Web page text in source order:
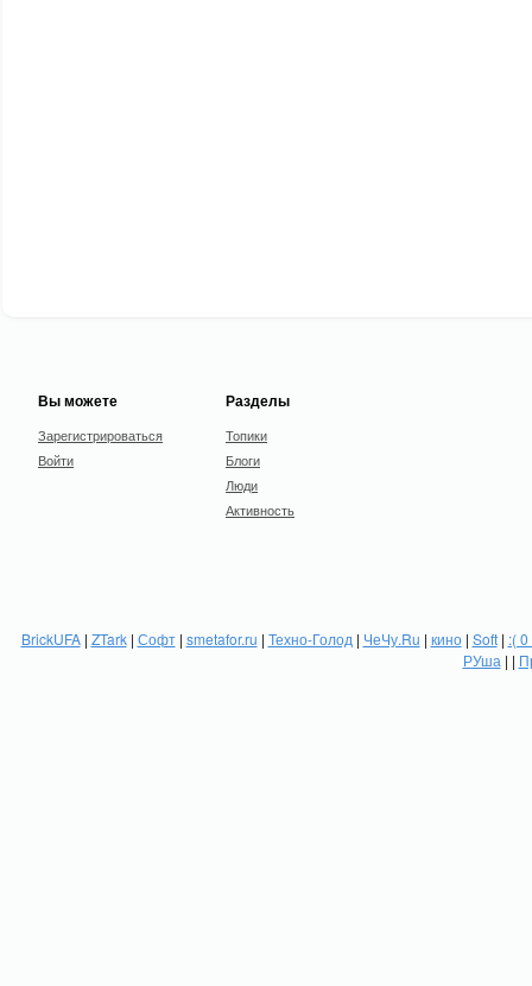
Вы можете
Зарегистрироваться
Войти
Разделы
Топики
Блоги
Люди
Активность
BrickUFA| ZTark| Софт| smetafor.ru | Техно-Голод | ЧеЧу.Ru | кино| Soft| :(
РУша | |